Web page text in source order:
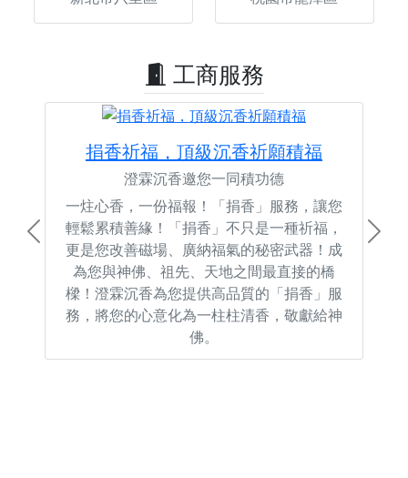
工商服務
捐香祈福，頂級沉香祈願積福
澄霖沉香邀您一同積功德
一炷心香，一份福報！「捐香」服務，讓您
輕鬆累積善緣！「捐香」不只是一種祈福，
更是您改善磁場、廣納福氣的秘密武器！成
為您與神佛、祖先、天地之間最直接的橋
樑！澄霖沉香為您提供高品質的「捐香」服
務，將您的心意化為一柱柱清香，敬獻給神
佛。
Previous Next